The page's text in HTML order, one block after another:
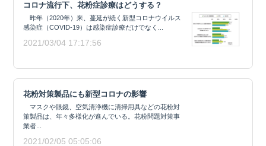
コロナ流行下、花粉症診療はどうする？
昨年（2020年）来、蔓延が続く新型コロナウイルス
感染症（COVID-19）は感染症診療だけでなく...
2021/03/04 17:17:56
花粉対策製品にも新型コロナの影響
マスクや眼鏡、空気清浄機に清掃用具などの花粉対
策製品は、年々多様化が進んでいる。花粉問題対策事
業者...
2021/02/05 05:05:06